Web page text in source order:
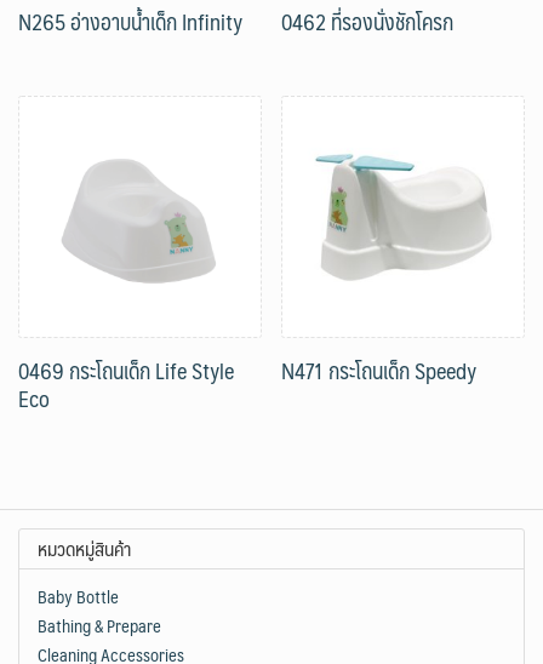
N265 อ่างอาบน้ำเด็ก Infinity 0462 ที่รองนั่งชักโครก
0469 กระโถนเด็ก Life Style
Eco
N471 กระโถนเด็ก Speedy
หมวดหมู่สินค้า
Baby Bottle
Bathing & Prepare
Cleaning Accessories